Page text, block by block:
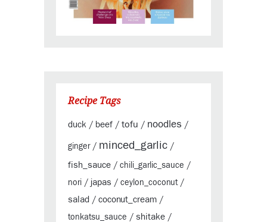
Recipe Tags
duck / beef / tofu / noodles /
ginger/ minced_garlic /
fish_sauce / chili_garlic_sauce /
nori / japas / ceylon_coconut /
salad / coconut_cream /
tonkatsu_sauce / shitake /